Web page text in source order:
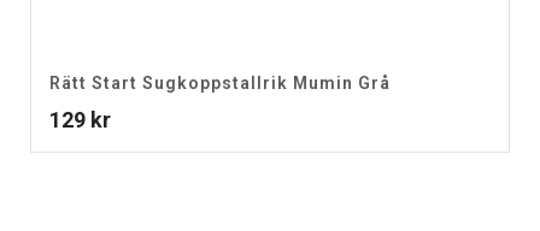
Rätt Start Sugkoppstallrik Mumin Grå
129 kr